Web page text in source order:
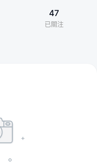
47
已關注